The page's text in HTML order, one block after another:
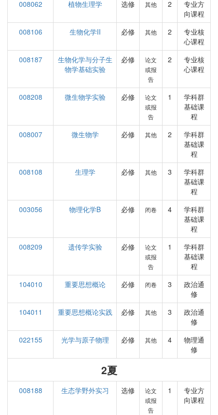
008062 植物生理学 选修 其他 2
专业方
向课程
008106
生物化学II 必修 其他 2
专业核
心课程
008187
生物化学与分子生
物学基础实验
必修
论文
或报
告
2
专业核
心课程
008208 微生物学实验 必修
论文
或报
告
1
学科群
基础课
程
008007
微生物学 必修 其他 2
学科群
基础课
程
008108
生理学 必修 其他 3
学科群
基础课
程
003056
物理化学B 必修 闭卷 4
学科群
基础课
程
008209
遗传学实验 必修
论文
或报
告
1
学科群
基础课
程
104010
重要思想概论 必修 闭卷 3
政治通
修
104011
重要思想概论实践 必修 其他 3
政治通
修
022155
光学与原子物理 必修 其他 4
物理通
修
2夏
008188 生态学野外实习 选修
论文
或报
告
1
专业方
向课程